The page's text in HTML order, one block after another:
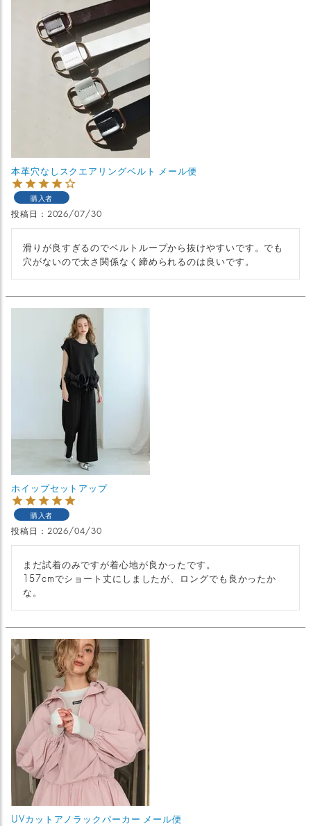
本革穴なしスクエアリングベルト メール便
購入者
投稿日 2026/07/30
滑りが良すぎるのでベルトループから抜けやすいです。でも
穴がないので太さ関係なく締められるのは良いです。
ホイップセットアップ
購入者
投稿日 2026/04/30
まだ試着のみですが着心地が良かったです。
157cmでショート丈にしましたが、ロングでも良かったか
な。
UVカットアノラックパーカー メール便